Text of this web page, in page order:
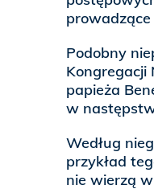
prowadzące
Podobny
papieża
w
Według
przykład
nie wierzą